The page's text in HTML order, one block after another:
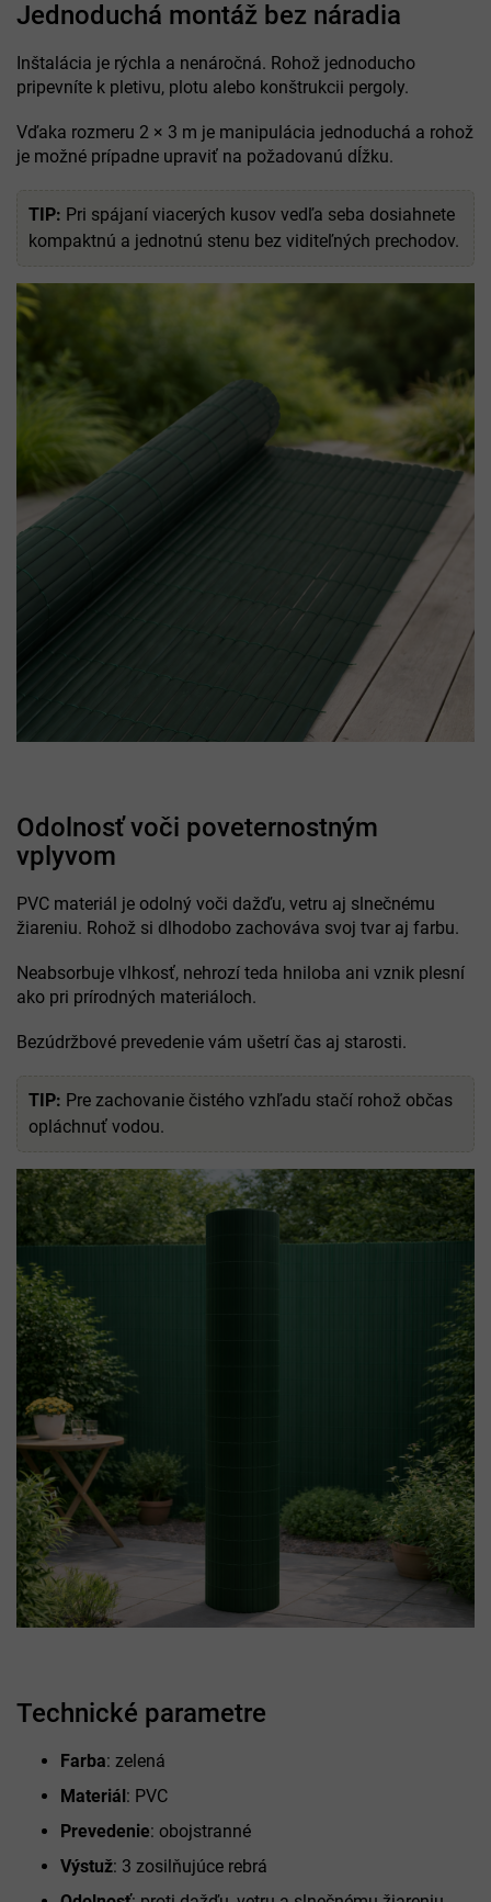
Jednoduchá montáž bez náradia
Inštalácia je rýchla a nenáročná. Rohož jednoducho
pripevníte k pletivu, plotu alebo konštrukcii pergoly.
Vďaka rozmeru 2 × 3 m je manipulácia jednoduchá a rohož
je možné prípadne upraviť na požadovanú dĺžku.
TIP: Pri spájaní viacerých kusov vedľa seba dosiahnete
kompaktnú a jednotnú stenu bez viditeľných prechodov.
Odolnosť voči poveternostným
vplyvom
PVC materiál je odolný voči dažďu, vetru aj slnečnému
žiareniu. Rohož si dlhodobo zachováva svoj tvar aj farbu.
Neabsorbuje vlhkosť, nehrozí teda hniloba ani vznik plesní
ako pri prírodných materiáloch.
Bezúdržbové prevedenie vám ušetrí čas aj starosti.
TIP: Pre zachovanie čistého vzhľadu stačí rohož občas
opláchnuť vodou.
Technické parametre
Farba: zelená
Materiál: PVC
Prevedenie: obojstranné
Výstuž: 3 zosilňujúce rebrá